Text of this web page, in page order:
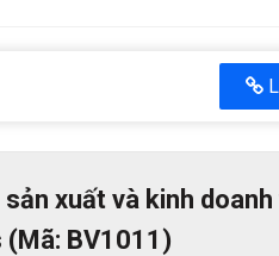
xuất và kinh doanh
BV1011)